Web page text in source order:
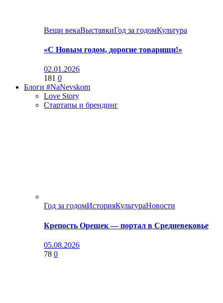
Вещи векаВыставкиГод за годомКультура
«С Новым годом, дорогие товарищи!»
02.01.2026
181 0
Блоги #NaNevskom
Love Story
Стартапы и брендинг
Год за годомИсторияКультураНовости
Крепость Орешек — портал в Средневековье
05.08.2026
78 0